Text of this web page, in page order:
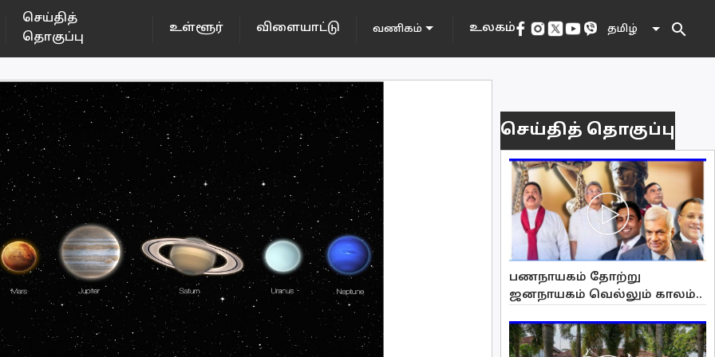
செய்தித்
தொகுப்பு
உள்ளூர் விளையாட்டு வணிகம் உலகம் தமிழ் search
செய்தித் தொகுப்பு
பணநாயகம் தோற்று
ஜனநாயகம் வெல்லும் காலம்..